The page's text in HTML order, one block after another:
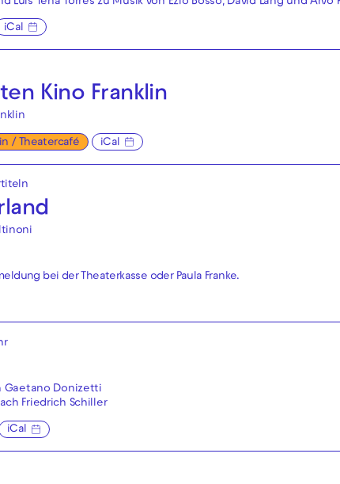
iCal
Kino Franklin
/ Theatercafé iCal
bei der Theaterkasse oder Paula Franke.
Gaetano Donizetti
Friedrich Schiller
iCal